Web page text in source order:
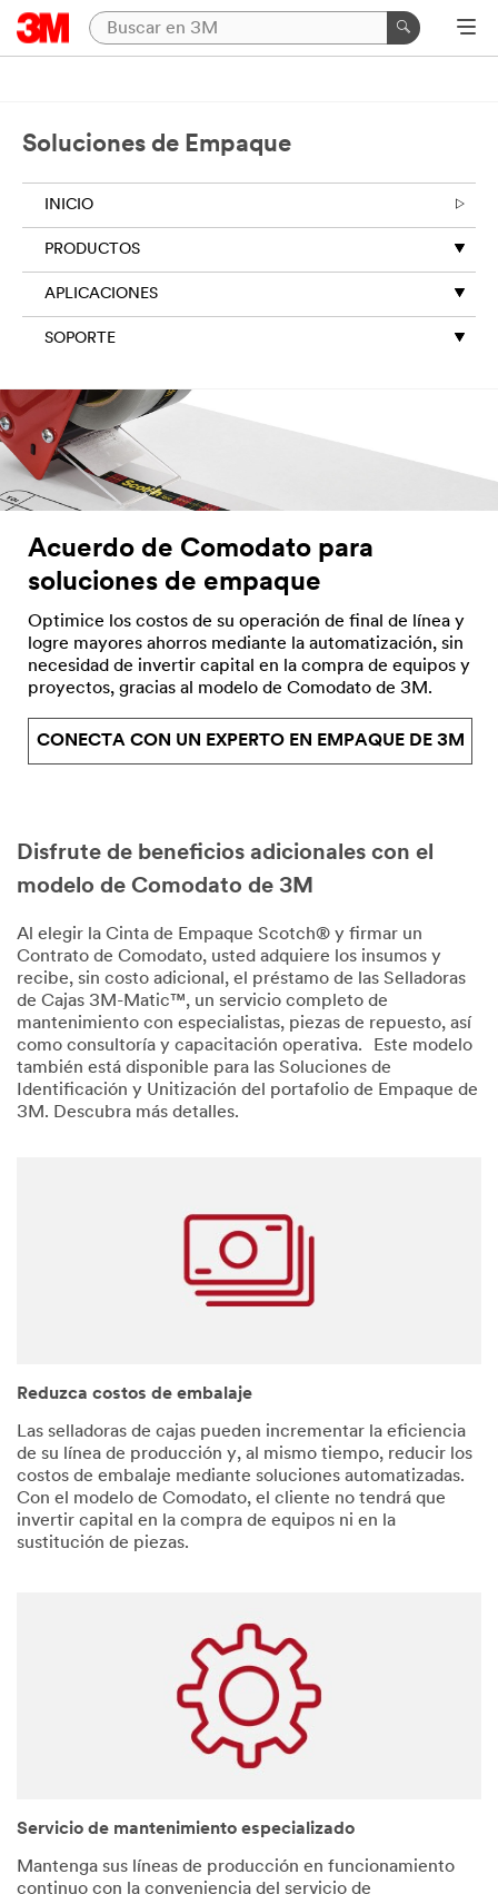
Soluciones de Empaque
INICIO
PRODUCTOS
APLICACIONES
SOPORTE
Acuerdo de Comodato para
soluciones de empaque
Optimice los costos de su operación de final de línea y
logre mayores ahorros mediante la automatización, sin
necesidad de invertir capital en la compra de equipos y
proyectos, gracias al modelo de Comodato de 3M.
CONECTA CON UN EXPERTO EN EMPAQUE DE 3M
Disfrute de beneficios adicionales con el
modelo de Comodato de 3M
Al elegir la Cinta de Empaque Scotch® y firmar un
Contrato de Comodato, usted adquiere los insumos y
recibe, sin costo adicional, el préstamo de las Selladoras
de Cajas 3M-Matic™, un servicio completo de
mantenimiento con especialistas, piezas de repuesto, así
como consultoría y capacitación operativa. Este modelo
también está disponible para las Soluciones de
Identificación y Unitización del portafolio de Empaque de
3M. Descubra más detalles.
Reduzca costos de embalaje
Las selladoras de cajas pueden incrementar la eficiencia
de su línea de producción y, al mismo tiempo, reducir los
costos de embalaje mediante soluciones automatizadas.
Con el modelo de Comodato, el cliente no tendrá que
invertir capital en la compra de equipos ni en la
sustitución de piezas.
Servicio de mantenimiento especializado
Mantenga sus líneas de producción en funcionamiento
continuo con la conveniencia del servicio de